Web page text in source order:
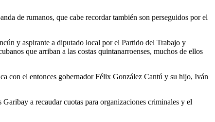
de rumanos, que cabe recordar también son perseguidos por el
y aspirante a diputado local por el Partido del Trabajo y
que arriban a las costas quintanarroenses, muchos de ellos
con el entonces gobernador Félix González Cantú y su hijo, Iván
a recaudar cuotas para organizaciones criminales y el